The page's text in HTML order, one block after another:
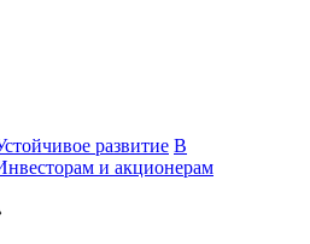
развитие В
и акционерам